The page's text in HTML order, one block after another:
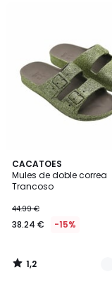
CACATOES
Mules de doble correa
Trancoso
44.99 €
38.24 € -15%
1,2
/
5
2
Colores
1,2
/